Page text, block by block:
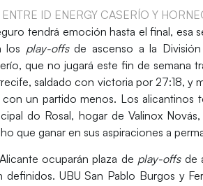
ID ENERGY CASERÍO Y
tendrá emoción hasta el final, esa
los play-offsde ascenso a la
, que no jugará este fin de semana
, saldado con victoria por 27:18, y
un partido menos. Los alicantinos
do Rosal, hogar de Valinox Novás
que ganar en sus aspiraciones a
Alicante ocuparán plaza de play-offsde
definidos. UBU San Pablo Burgos y